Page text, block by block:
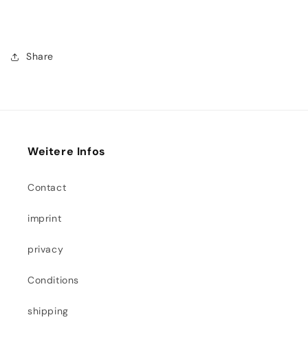
Share
Weitere Infos
Contact
imprint
privacy
Conditions
shipping